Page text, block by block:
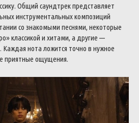
Общий саундтрек представляет
инструментальных композиций
со знакомыми песнями, некоторые
классикой и хитами, а другие —
нота ложится точно в нужное
приятные ощущения.